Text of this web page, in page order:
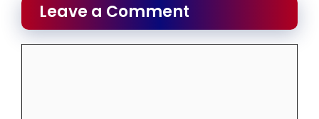
Leave a Comment